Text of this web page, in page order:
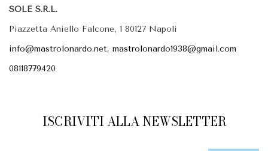
SOLE S.R.L.
Piazzetta Aniello Falcone, 1 80127 Napoli
info@mastrolonardo.net, mastrolonardo1938@gmail.com
08118779420
ISCRIVITI ALLA NEWSLETTER